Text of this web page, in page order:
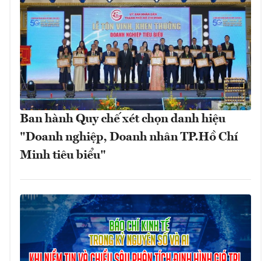
Ban hành Quy chế xét chọn danh hiệu
"Doanh nghiệp, Doanh nhân TP.Hồ Chí
Minh tiêu biểu"